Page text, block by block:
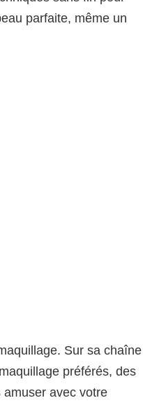
parfaite, même un
Sur sa chaîne
préférés, des
avec votre